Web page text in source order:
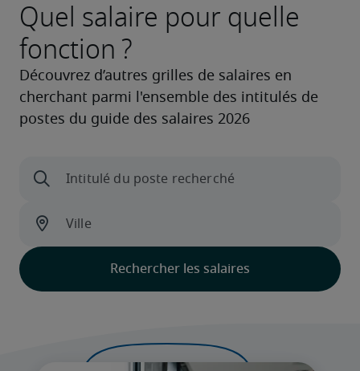
Quel salaire pour quelle
fonction ?